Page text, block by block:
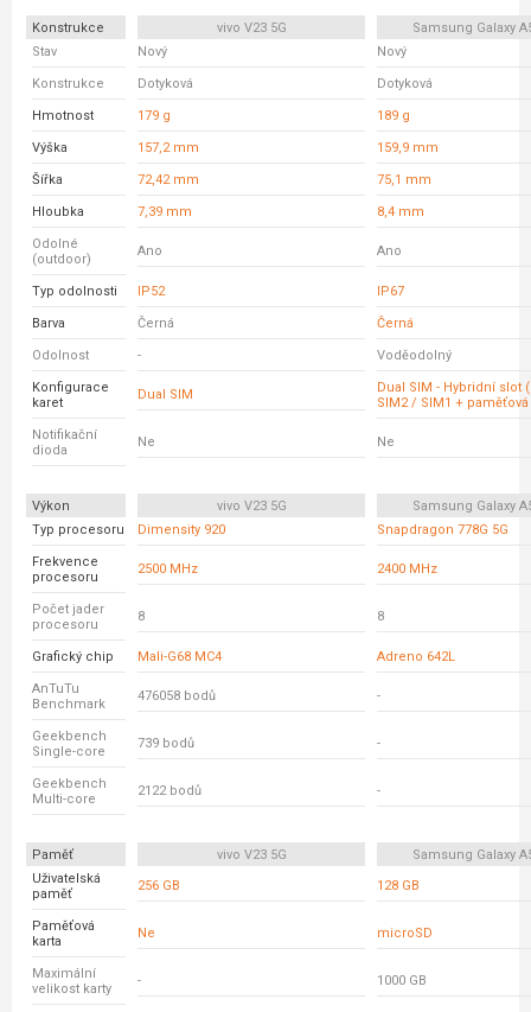
Konstrukce vivo V23 5G
Samsung Galaxy
Stav
Nový Nový
Konstrukce Dotyková Dotyková
Hmotnost 179 g 189 g
Výška 157,2 mm 159,9 mm
Šířka 72,42 mm 75,1 mm
Hloubka 7,39 mm 8,4 mm
Odolné
(outdoor)
Ano Ano
Typ odolnosti IP52 IP67
Barva Černá Černá
Odolnost - Voděodolný
Konfigurace
karet
Dual SIM
Dual SIM - Hybridní slot
SIM2 / SIM1 + paměťová
Notifikační
dioda
Ne Ne
Výkon vivo V23 5G
Samsung Galaxy
Typ procesoru
Dimensity 920 Snapdragon 778G 5G
Frekvence
procesoru
2500 MHz 2400 MHz
Počet jader
procesoru
8 8
Grafický chip Mali-G68 MC4 Adreno 642L
AnTuTu
Benchmark
476058 bodů -
Geekbench
Single-core
739 bodů -
Geekbench
Multi-core
2122 bodů -
Paměť vivo V23 5G
Samsung Galaxy
Uživatelská
paměť
256 GB 128 GB
Paměťová
karta
Ne microSD
Maximální
velikost karty
- 1000 GB